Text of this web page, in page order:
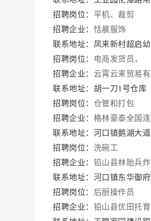
招聘岗位： 平机、裁剪
招聘企业： 恬晨服饰
联系地址：凤来新村超启
招聘岗位：
电商发货员，
招聘企业： 云霄云来贸易
联系地址：胡一刀1号仓库
招聘岗位： 仓管和打包
招聘企业： 格林豪泰全国
联系地址：河口镇鹅湖大
招聘岗位： 洗碗工
招聘企业： 铅山县林贻兵
联系地址：河口镇东华御
招聘岗位： 后厨操作员
招聘企业： 铅山县优田托